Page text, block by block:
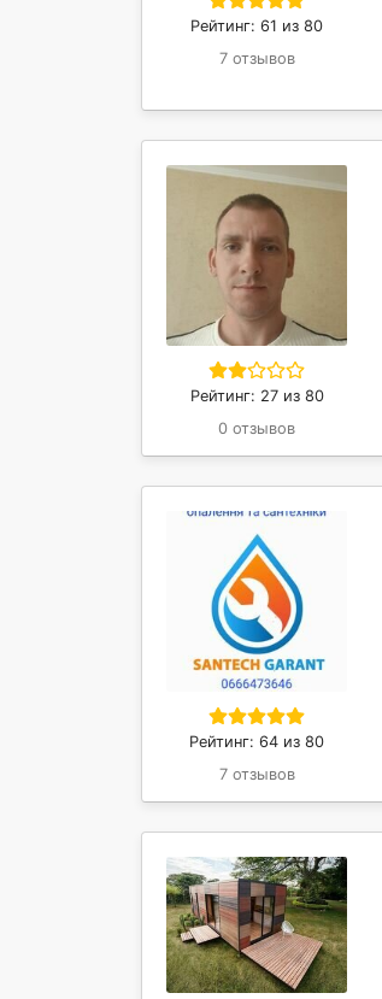
Рейтинг: 61 из 80
7 отзывов
Рейтинг: 27 из 80
0 отзывов
Рейтинг: 64 из 80
7 отзывов